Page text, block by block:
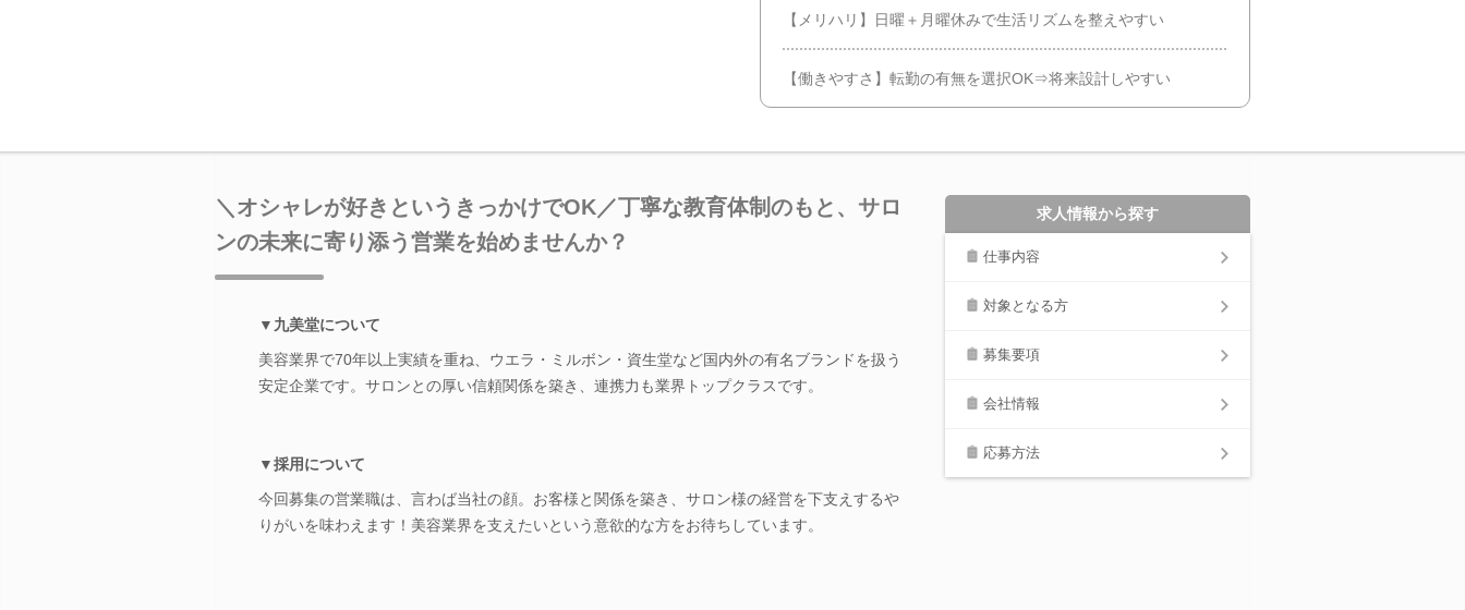
【メリハリ】日曜＋月曜休みで生活リズムを整えやすい
【働きやすさ】転勤の有無を選択OK⇒将来設計しやすい
＼オシャレが好きというきっかけでOK／丁寧な教育体制のもと、サロ
ンの未来に寄り添う営業を始めませんか？
▼九美堂について
美容業界で70年以上実績を重ね、ウエラ・ミルボン・資生堂など国内外の有名ブランドを扱う
安定企業です。サロンとの厚い信頼関係を築き、連携力も業界トップクラスです。
▼採用について
今回募集の営業職は、言わば当社の顔。お客様と関係を築き、サロン様の経営を下支えするや
りがいを味わえます！美容業界を支えたいという意欲的な方をお待ちしています。
求人情報から探す
仕事内容
対象となる方
募集要項
会社情報
応募方法